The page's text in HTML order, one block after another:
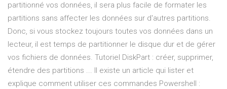
partitionné vos données, il sera plus facile de formater les
partitions sans affecter les données sur d'autres partitions.
Donc, si vous stockez toujours toutes vos données dans un
lecteur, il est temps de partitionner le disque dur et de gérer
vos fichiers de données. Tutoriel DiskPart : créer, supprimer,
étendre des partitions ... Il existe un article qui lister et
explique comment utiliser ces commandes Powershell :